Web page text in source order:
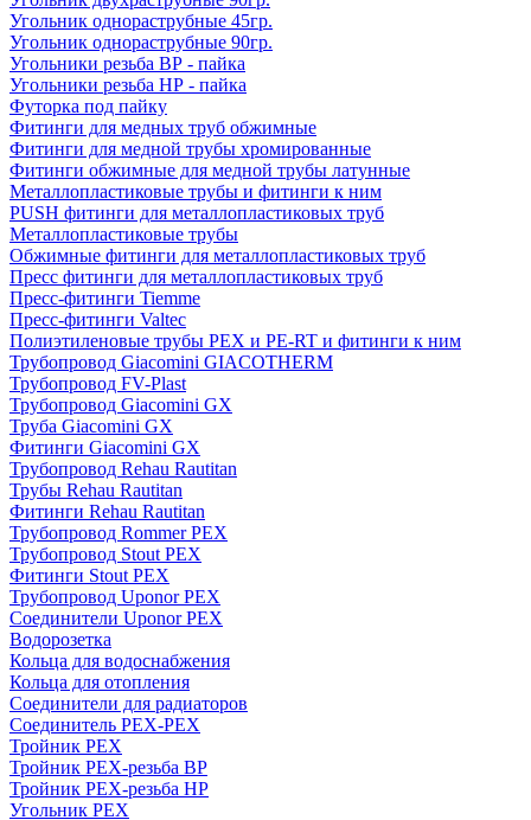
Угольник однораструбные 45гр.
Угольник однораструбные 90гр.
Угольники резьба ВР - пайка
Угольники резьба НР - пайка
Футорка под пайку
Фитинги для медных труб обжимные
Фитинги для медной трубы хромированные
Фитинги обжимные для медной трубы латунные
Металлопластиковые трубы и фитинги к ним
PUSH фитинги для металлопластиковых труб
Металлопластиковые трубы
Обжимные фитинги для металлопластиковых труб
Пресс фитинги для металлопластиковых труб
Пресс-фитинги Tiemme
Пресс-фитинги Valtec
Полиэтиленовые трубы PEX и PE-RT и фитинги к ним
Трубопровод Giacomini GIACOTHERM
Трубопровод FV-Plast
Трубопровод Giacomini GX
Труба Giacomini GX
Фитинги Giacomini GX
Трубопровод Rehau Rautitan
Трубы Rehau Rautitan
Фитинги Rehau Rautitan
Трубопровод Rommer PEX
Трубопровод Stout PEX
Фитинги Stout PEX
Трубопровод Uponor PEX
Соединители Uponor PEX
Водорозетка
Кольца для водоснабжения
Кольца для отопления
Соединители для радиаторов
Соединитель PEX-PEX
Тройник PEX
Тройник PEX-резьба ВР
Тройник PEX-резьба НР
Угольник PEX